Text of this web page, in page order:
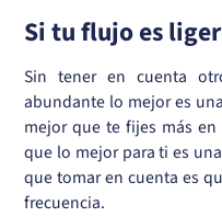
Si tu flujo es
Sin tener en cuenta
abundante lo mejor es una
mejor que te fijes más
que lo mejor para ti es
que tomar en cuenta es
frecuencia.